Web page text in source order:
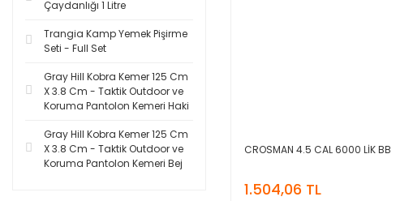
Çaydanlığı 1 Litre
Trangia Kamp Yemek Pişirme
Seti - Full Set
Gray Hill Kobra Kemer 125 Cm
X 3.8 Cm - Taktik Outdoor ve
Koruma Pantolon Kemeri Haki
Gray Hill Kobra Kemer 125 Cm
X 3.8 Cm - Taktik Outdoor ve
Koruma Pantolon Kemeri Bej
CROSMAN 4.5 CAL 6000 LİK BB
1.504,06 TL